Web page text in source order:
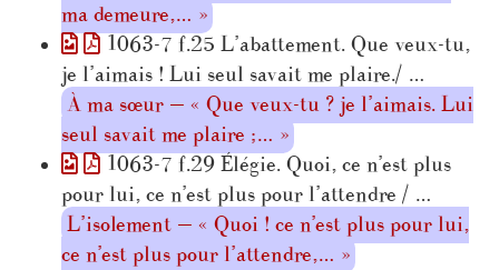
ma demeure,… »
1063-7 f.25 L’abattement. Que veux-tu,
je l’aimais ! Lui seul savait me plaire./ …
À ma sœur — « Que veux-tu ? je l’aimais. Lui
seul savait me plaire ;… »
1063-7 f.29 Élégie. Quoi, ce n’est plus
pour lui, ce n’est plus pour l’attendre / …
L’isolement — « Quoi ! ce n’est plus pour lui,
ce n’est plus pour l’attendre,… »